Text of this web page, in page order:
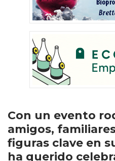
Con un evento
amigos,
figuras clave en
ha querido